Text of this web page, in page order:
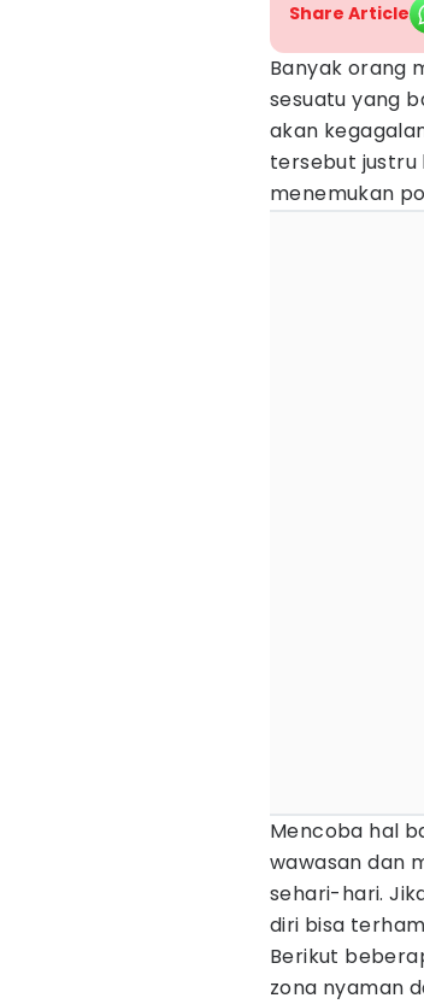
Share Article
Banyak orang
sesuatu yang
akan
tersebut justru
menemukan
Mencoba hal
wawasan dan
sehari-hari.
diri bisa
Berikut
zona nyaman